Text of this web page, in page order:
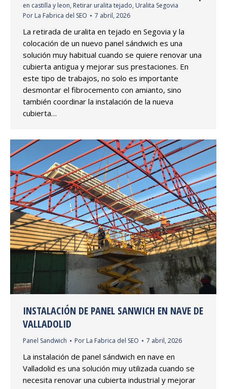
en castilla y leon, Retirar uralita tejado, Uralita Segovia
Por La Fabrica del SEO 7 abril, 2026
La retirada de uralita en tejado en Segovia y la
colocación de un nuevo panel sándwich es una
solución muy habitual cuando se quiere renovar una
cubierta antigua y mejorar sus prestaciones. En
este tipo de trabajos, no solo es importante
desmontar el fibrocemento con amianto, sino
también coordinar la instalación de la nueva
cubierta…
INSTALACIÓN DE PANEL SANWICH EN NAVE DE
VALLADOLID
Panel Sandwich Por La Fabrica del SEO 7 abril, 2026
La instalación de panel sándwich en nave en
Valladolid es una solución muy utilizada cuando se
necesita renovar una cubierta industrial y mejorar